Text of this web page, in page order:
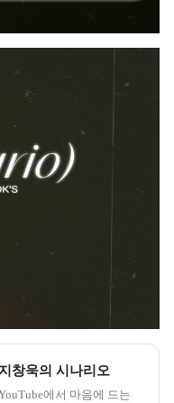
지창욱의 시나리오
에서 마음에 드는